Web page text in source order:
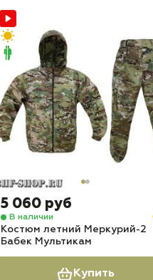
5 060 руб
В наличии
Костюм летний Меркурий-2
Бабек Мультикам
Купить